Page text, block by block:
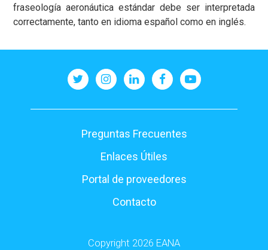
fraseología aeronáutica estándar debe ser interpretada
correctamente, tanto en idioma español como en inglés.
Copyright 2026 EANA
Pie
Preguntas Frecuentes
Enlaces Útiles
Portal de proveedores
Contacto